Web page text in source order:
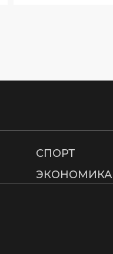
СПОРТ
ЭКОНОМИКА